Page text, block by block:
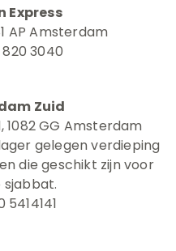
Express
AP Amsterdam
820 3040
Zuid
1082 GG Amsterdam
gelegen verdieping
die geschikt zijn voor
sjabbat.
5414141